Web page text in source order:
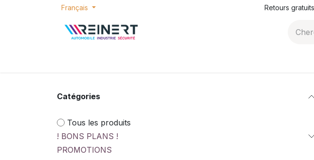
Se rendre au contenu
Français Retours
Catégories
Tous les produits
! BONS PLANS !
PROMOTIONS